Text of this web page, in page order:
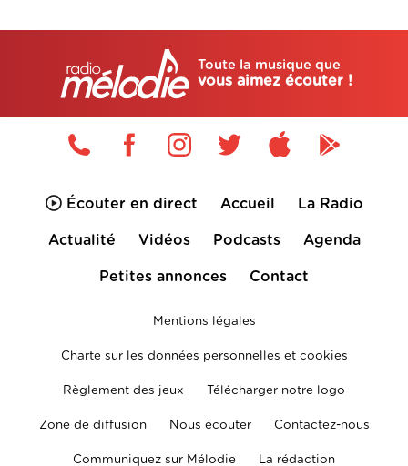
Toute la musique que
vous aimez écouter !
Écouter en direct Accueil La Radio
Actualité Vidéos Podcasts Agenda
Petites annonces Contact
Mentions légales
Charte sur les données personnelles et cookies
Règlement des jeux Télécharger notre logo
Zone de diffusion Nous écouter Contactez-nous
Communiquez sur Mélodie La rédaction